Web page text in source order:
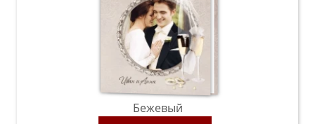
Бежевый